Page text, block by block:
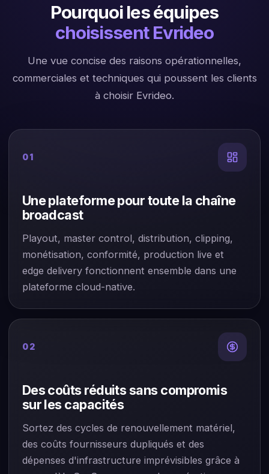
Pourquoi les équipes
choisissent Evrideo
Une vue concise des raisons opérationnelles,
commerciales et techniques qui poussent les clients
à choisir Evrideo.
01
Une plateforme pour toute la chaîne
broadcast
Playout, master control, distribution, clipping,
monétisation, conformité, production live et
edge delivery fonctionnent ensemble dans une
plateforme cloud-native.
02
Des coûts réduits sans compromis
sur les capacités
Sortez des cycles de renouvellement matériel,
des coûts fournisseurs dupliqués et des
dépenses d'infrastructure imprévisibles grâce à